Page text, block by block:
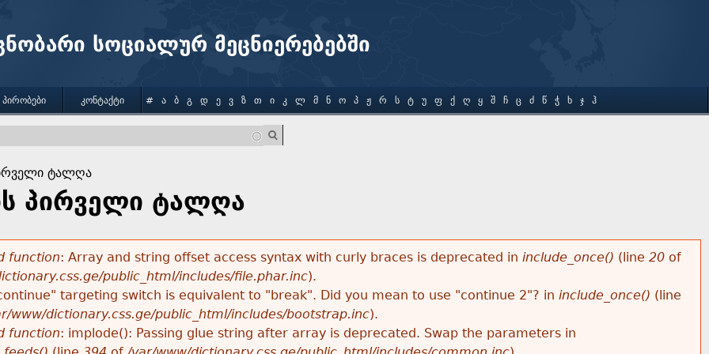
სოციალურ მეცნიერებებში
ტალღა
პირველი ტალღა
function: Array and string offset access syntax with curly braces is deprecated in include_once() (line 20of
public_html/includes/file.phar.inc).
targeting switch is equivalent to "break". Did you mean to use "continue 2"? in include_once() (line
www/dictionary.css.ge/public_html/includes/bootstrap.inc).
function: implode(): Passing glue string after array is deprecated. Swap the parameters in
ᲞᲘᲠᲝᲑᲔᲑᲘ ᲙᲝᲜᲢᲐᲥᲢᲘ # Ა Ბ Გ Დ Ე Ვ Ზ Თ Ი Კ Ლ Მ Ნ Ო Პ Ჟ Რ Ს Ტ Უ Ფ Ქ Ღ Ყ Შ Ჩ Ც Ძ Წ Ჭ Ხ Ჯ Ჰ